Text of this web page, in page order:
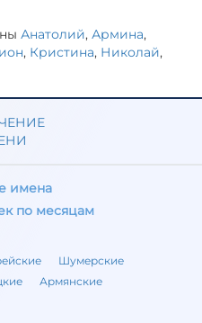
Анатолий, Армина,
, Кристина, Николай,
имена
по месяцам
Шумерские
Армянские